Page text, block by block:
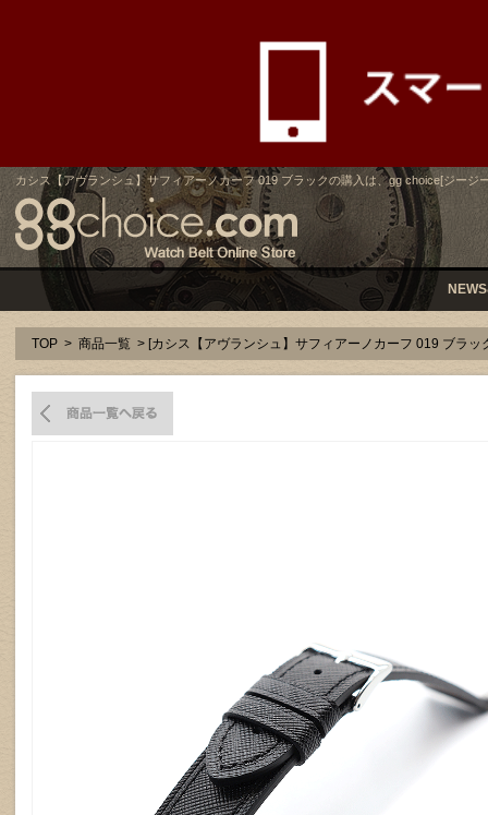
カシス【アヴランシュ】サフィアーノカーフ 019 ブラックの購入は、gg choice[ジージ
TOP > 商品一覧 > [カシス【アヴランシュ】サフィアーノカーフ 019 ブラ